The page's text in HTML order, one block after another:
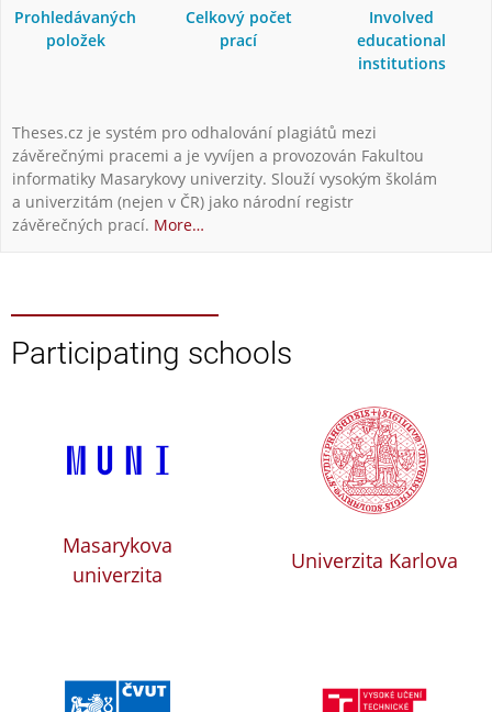
Prohledávaných
položek
Celkový počet
prací
Involved
educational
institutions
Theses.cz je systém pro odhalování plagiátů mezi
závěrečnými pracemi a je vyvíjen a provozován Fakultou
informatiky Masarykovy univerzity. Slouží vysokým školám
a univerzitám (nejen v ČR) jako národní registr
závěrečných prací. More…
Participating schools
Masarykova
univerzita
Univerzita Karlova